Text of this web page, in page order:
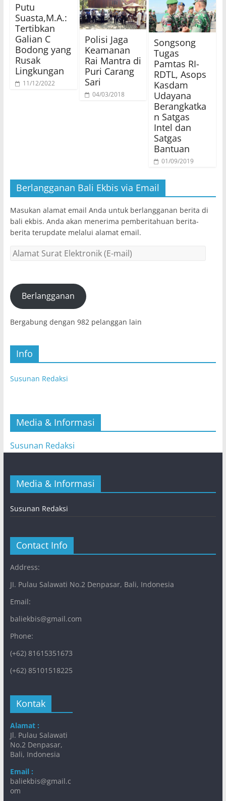
Putu
Suasta,M.A.:
Tertibkan
Galian C
Bodong yang
Rusak
Lingkungan
11/12/2022
Polisi Jaga
Keamanan
Rai Mantra di
Puri Carang
Sari
04/03/2018
Songsong
Tugas
Pamtas RI-
RDTL, Asops
Kasdam
Udayana
Berangkatka
n Satgas
Intel dan
Satgas
Bantuan
01/09/2019
Berlangganan Bali Ekbis via Email
Masukan alamat email Anda untuk berlangganan berita di
bali ekbis. Anda akan menerima pemberitahuan berita-
berita terupdate melalui alamat email.
Alamat
(E-
mail)Berlangganan
Bergabung dengan 982 pelanggan lain
Info
Susunan Redaksi
Media & Informasi
Susunan Redaksi
Media & Informasi
Susunan Redaksi
Contact Info
Address:
JI. Pulau Salawati No.2 Denpasar, Bali, Indonesia
Email:
baliekbis@gmail.com
Phone:
(+62) 81615351673
(+62) 85101518225
Kontak
Alamat :
Jl. Pulau Salawati
No.2 Denpasar,
Bali, Indonesia
Email :
baliekbis@gmail.c
om